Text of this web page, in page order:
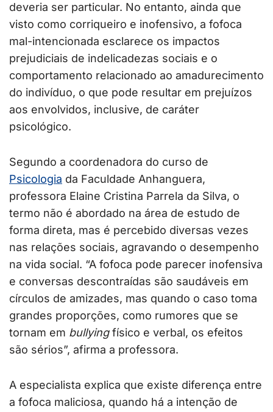
deveria ser particular. No entanto, ainda que
visto como corriqueiro e inofensivo, a fofoca
mal-intencionada esclarece os impactos
prejudiciais de indelicadezas sociais e o
comportamento relacionado ao amadurecimento
do indivíduo, o que pode resultar em prejuízos
aos envolvidos, inclusive, de caráter
psicológico.
Segundo a coordenadora do curso de
Psicologia da Faculdade Anhanguera,
professora Elaine Cristina Parrela da Silva, o
termo não é abordado na área de estudo de
forma direta, mas é percebido diversas vezes
nas relações sociais, agravando o desempenho
na vida social. “A fofoca pode parecer inofensiva
e conversas descontraídas são saudáveis em
círculos de amizades, mas quando o caso toma
grandes proporções, como rumores que se
tornam em bullyingfísico e verbal, os efeitos
são sérios”, afirma a professora.
A especialista explica que existe diferença entre
a fofoca maliciosa, quando há a intenção de